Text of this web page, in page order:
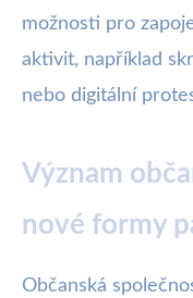
možnosti pro
aktivit, například
nebo digitální
Význam
nové formy
Občanská